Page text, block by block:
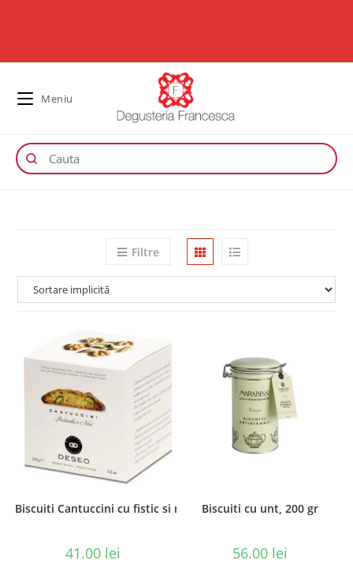
Meniu
Filtre
Biscuiti Cantuccini cu fistic si nuci, 200 gr
41.00 lei
Biscuiti cu unt, 200 gr
56.00 lei